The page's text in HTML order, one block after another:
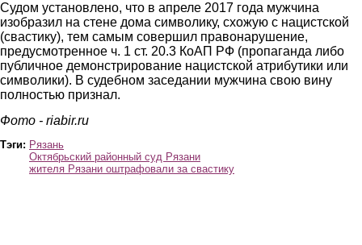
Судом установлено, что в апреле 2017 года мужчина
изобразил на стене дома символику, схожую с нацистской
(свастику), тем самым совершил правонарушение,
предусмотренное ч. 1 ст. 20.3 КоАП РФ (пропаганда либо
публичное демонстрирование нацистской атрибутики или
символики). В судебном заседании мужчина свою вину
полностью признал.
Фото - riabir.ru
Тэги: Рязань
Октябрьский районный суд Рязани
жителя Рязани оштрафовали за свастику